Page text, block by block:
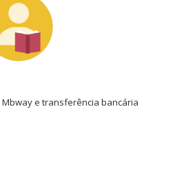
Mbway e transferência bancária